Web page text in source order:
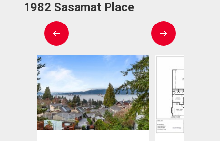
1982 Sasamat Place